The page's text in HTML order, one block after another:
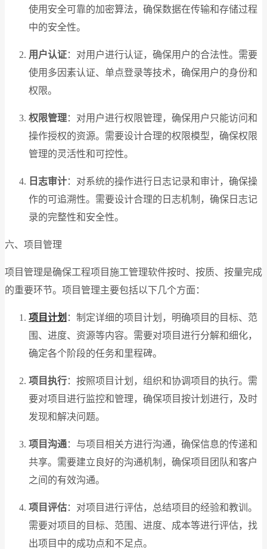
使用安全可靠的加密算法，确保数据在传输和存储过程
中的安全性。
用户认证：对用户进行认证，确保用户的合法性。需要
使用多因素认证、单点登录等技术，确保用户的身份和
权限。
权限管理：对用户进行权限管理，确保用户只能访问和
操作授权的资源。需要设计合理的权限模型，确保权限
管理的灵活性和可控性。
日志审计：对系统的操作进行日志记录和审计，确保操
作的可追溯性。需要设计合理的日志机制，确保日志记
录的完整性和安全性。
六、项目管理
项目管理是确保工程项目施工管理软件按时、按质、按量完成
的重要环节。项目管理主要包括以下几个方面：
项目计划 ：制定详细的项目计划，明确项目的目标、范
围、进度、资源等内容。需要对项目进行分解和细化，
确定各个阶段的任务和里程碑。
项目执行：按照项目计划，组织和协调项目的执行。需
要对项目进行监控和管理，确保项目按计划进行，及时
发现和解决问题。
项目沟通：与项目相关方进行沟通，确保信息的传递和
共享。需要建立良好的沟通机制，确保项目团队和客户
之间的有效沟通。
项目评估：对项目进行评估，总结项目的经验和教训。
需要对项目的目标、范围、进度、成本等进行评估，找
出项目中的成功点和不足点。